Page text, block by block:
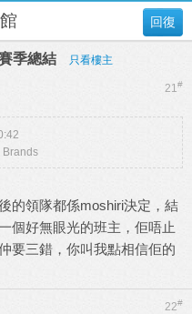
回復
季總結 只看樓主
21#
Brands
的領隊都係moshiri決定，結
個好無眼光的班主，佢唔止
要三錯，你叫我點相信佢的
22#